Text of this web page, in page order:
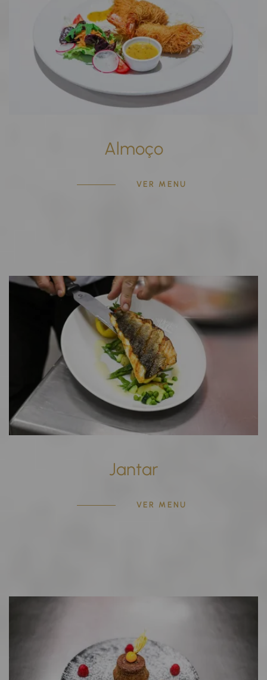
Almoço
VER MENU
Jantar
VER MENU